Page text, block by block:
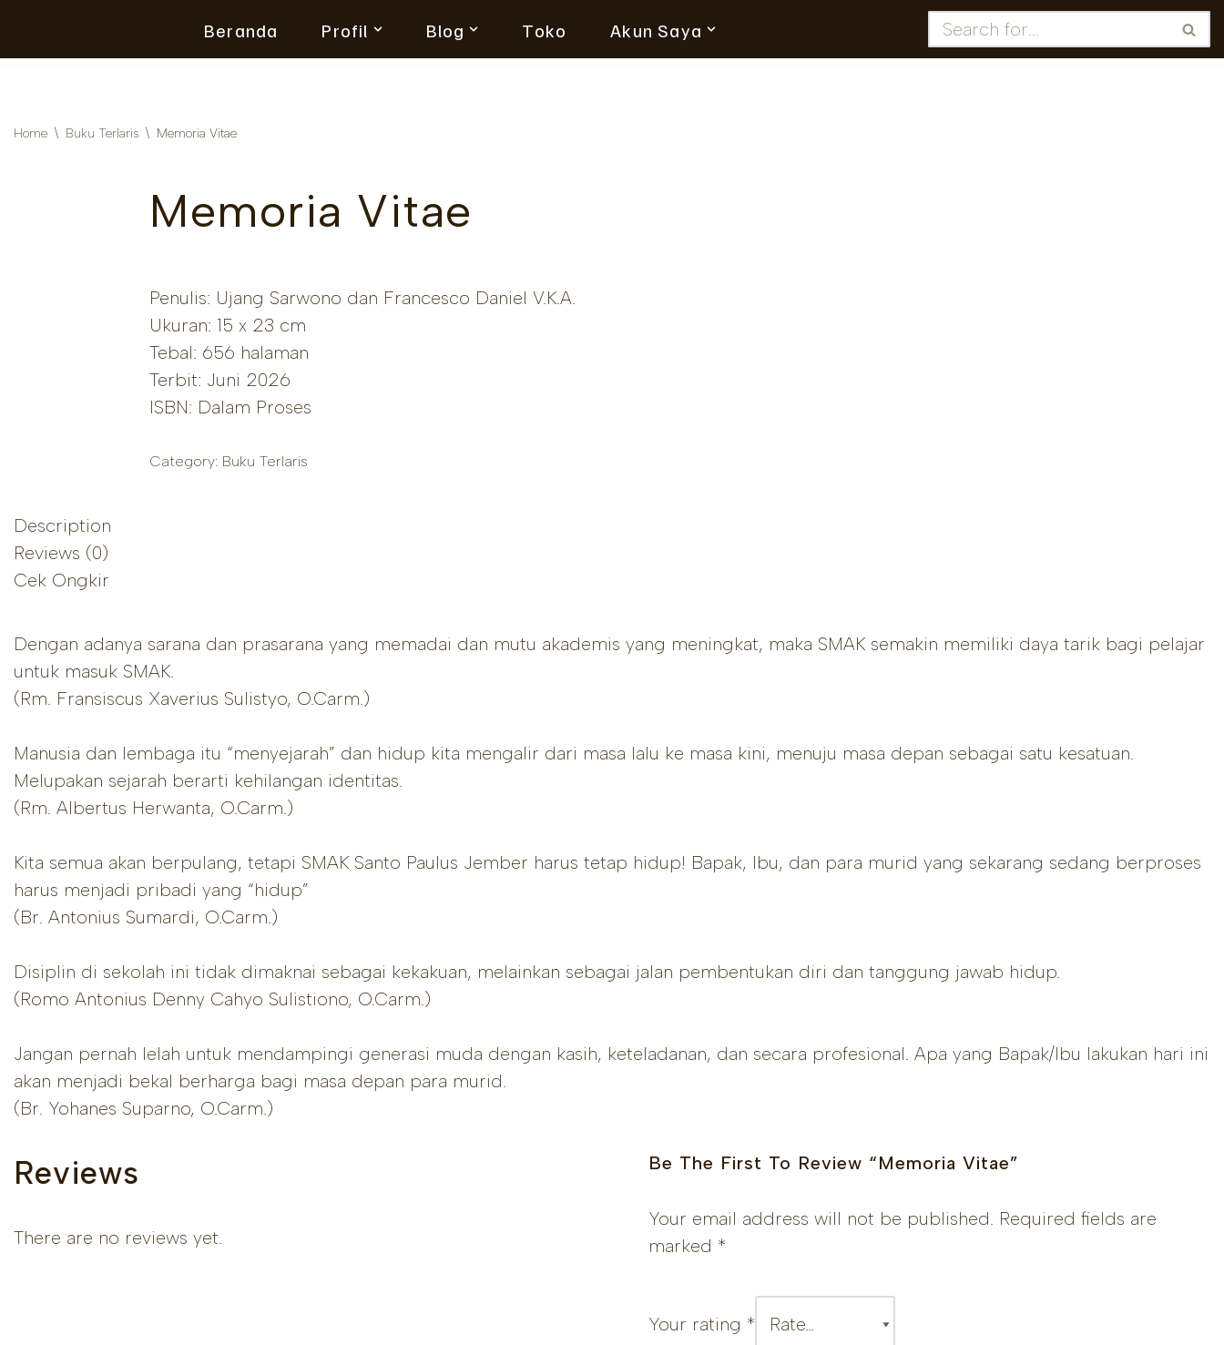
Beranda Profil Blog Toko Akun Saya
Home \ Buku Terlaris \ Memoria Vitae
Memoria Vitae
Penulis: Ujang Sarwono dan Francesco Daniel V.K.A.
Ukuran: 15 x 23 cm
Tebal: 656 halaman
Terbit: Juni 2026
ISBN: Dalam Proses
Category: Buku Terlaris
Description
Reviews (0)
Cek Ongkir
Dengan adanya sarana dan prasarana yang memadai dan mutu akademis yang meningkat, maka SMAK semakin memiliki daya tarik bagi pelajar
untuk masuk SMAK.
(Rm. Fransiscus Xaverius Sulistyo, O.Carm.)
Manusia dan lembaga itu “menyejarah” dan hidup kita mengalir dari masa lalu ke masa kini, menuju masa depan sebagai satu kesatuan.
Melupakan sejarah berarti kehilangan identitas.
(Rm. Albertus Herwanta, O.Carm.)
Kita semua akan berpulang, tetapi SMAK Santo Paulus Jember harus tetap hidup! Bapak, Ibu, dan para murid yang sekarang sedang berproses
harus menjadi pribadi yang “hidup”
(Br. Antonius Sumardi, O.Carm.)
Disiplin di sekolah ini tidak dimaknai sebagai kekakuan, melainkan sebagai jalan pembentukan diri dan tanggung jawab hidup.
(Romo Antonius Denny Cahyo Sulistiono, O.Carm.)
Jangan pernah lelah untuk mendampingi generasi muda dengan kasih, keteladanan, dan secara profesional. Apa yang Bapak/Ibu lakukan hari ini
akan menjadi bekal berharga bagi masa depan para murid.
(Br. Yohanes Suparno, O.Carm.)
Reviews
There are no reviews yet.
Be The First To Review “Memoria Vitae”
Your email address will not be published. Required fields are
marked *
Your rating *